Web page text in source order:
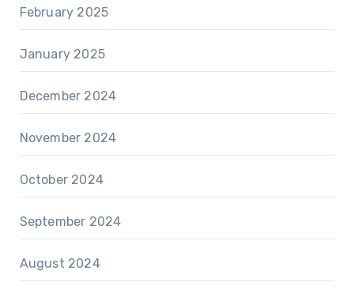
February 2025
January 2025
December 2024
November 2024
October 2024
September 2024
August 2024